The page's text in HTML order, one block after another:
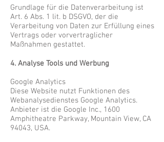
Grundlage für die Datenverarbeitung ist
Art. 6 Abs. 1 lit. b DSGVO, der die
Verarbeitung von Daten zur Erfüllung eines
Vertrags oder vorvertraglicher
Maßnahmen gestattet.
4. Analyse Tools und Werbung
Google Analytics
Diese Website nutzt Funktionen des
Webanalysedienstes Google Analytics.
Anbieter ist die Google Inc., 1600
Amphitheatre Parkway, Mountain View, CA
94043, USA.